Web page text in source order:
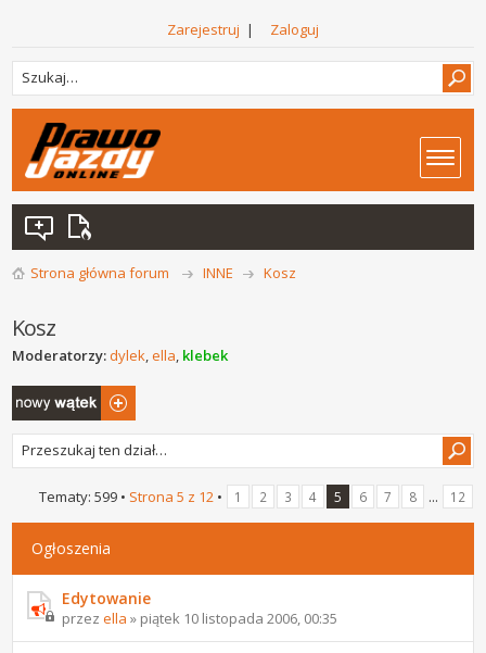
Zarejestruj | Zaloguj
Strona główna forum INNE Kosz
Kosz
Moderatorzy:dylek,ella, klebek
Napisz wątek
Tematy: 599 • Strona 5 z 12 • 1 2 3 4 5 6 7 8 ... 12
Ogłoszenia
Edytowanie
przezella » piątek 10 listopada 2006, 00:35